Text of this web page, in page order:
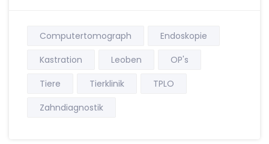
Computertomograph
Endoskopie
Kastration
Leoben
OP's
Tiere
Tierklinik
TPLO
Zahndiagnostik